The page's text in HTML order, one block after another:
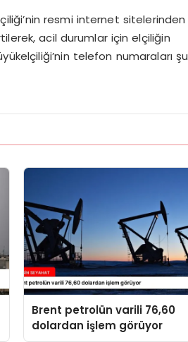
resmi internet sitelerinden
acil durumlar için elçiliğin
telefon numaraları şu
Brent petrolün varili 76,60
dolardan işlem görüyor